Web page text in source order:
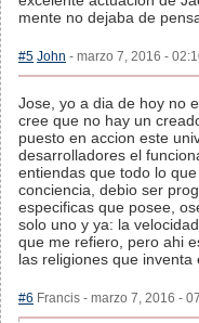
mente no dejaba de
#5 John - marzo 7, 2016 -
Jose, yo a dia de hoy no
cree que no hay un
puesto en accion este
desarrolladores el
entiendas que todo lo
conciencia, debio ser
especificas que posee,
solo uno y ya: la
que me refiero, pero ahi
las religiones que inventa
#6 Francis - marzo 7, 2016 -